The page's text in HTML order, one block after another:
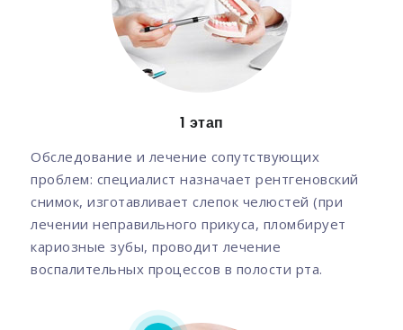
1 этап
Обследование и лечение сопутствующих
проблем: специалист назначает рентгеновский
снимок, изготавливает слепок челюстей (при
лечении неправильного прикуса, пломбирует
кариозные зубы, проводит лечение
воспалительных процессов в полости рта.